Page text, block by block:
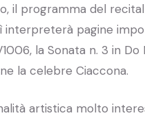
il programma del
interpreterà pagine
la Sonata n. 3 in
la celebre Ciaccona.
artistica molto